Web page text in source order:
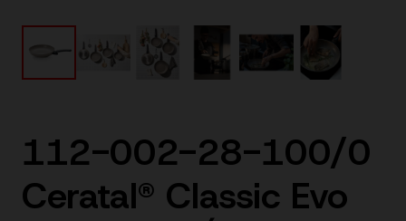
112-002-28-100/0
Ceratal® Classic Evo